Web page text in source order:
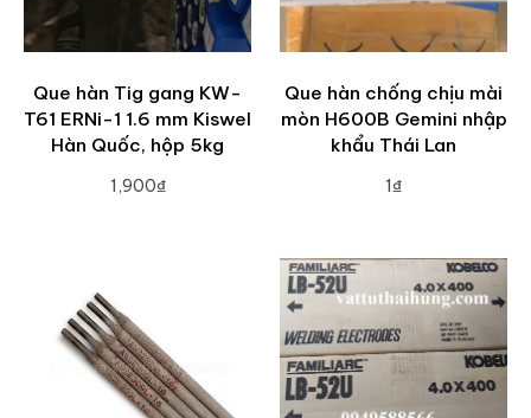
Que hàn Tig gang KW-
T61 ERNi-1 1.6 mm Kiswel
Hàn Quốc, hộp 5kg
1,900₫
Que hàn chống chịu mài
mòn H600B Gemini nhập
khẩu Thái Lan
1₫